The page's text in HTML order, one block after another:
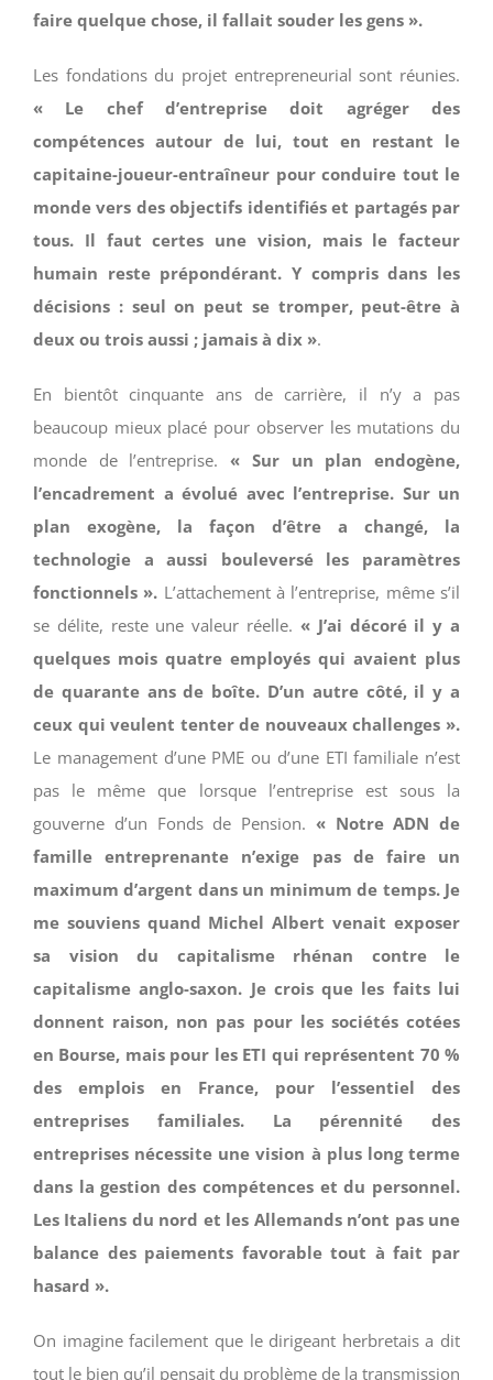
faire quelque chose, il fallait souder les gens ».
Les fondations du projet entrepreneurial sont réunies.
« Le chef d’entreprise doit agréger des
compétences autour de lui, tout en restant le
capitaine-joueur-entraîneur pour conduire tout le
monde vers des objectifs identifiés et partagés par
tous. Il faut certes une vision, mais le facteur
humain reste prépondérant. Y compris dans les
décisions : seul on peut se tromper, peut-être à
deux ou trois aussi ; jamais à dix ».
En bientôt cinquante ans de carrière, il n’y a pas
beaucoup mieux placé pour observer les mutations du
monde de l’entreprise.« Sur un plan endogène,
l’encadrement a évolué avec l’entreprise. Sur un
plan exogène, la façon d’être a changé, la
technologie a aussi bouleversé les paramètres
fonctionnels ». L’attachement à l’entreprise, même s’il
se délite, reste une valeur réelle. « J’ai décoré il y a
quelques mois quatre employés qui avaient plus
de quarante ans de boîte. D’un autre côté, il y a
ceux qui veulent tenter de nouveaux challenges ».
Le management d’une PME ou d’une ETI familiale n’est
pas le même que lorsque l’entreprise est sous la
gouverne d’un Fonds de Pension. « Notre ADN de
famille entreprenante n’exige pas de faire un
maximum d’argent dans un minimum de temps. Je
me souviens quand Michel Albert venait exposer
sa vision du capitalisme rhénan contre le
capitalisme anglo-saxon. Je crois que les faits lui
donnent raison, non pas pour les sociétés cotées
en Bourse, mais pour les ETI qui représentent 70 %
des emplois en France, pour l’essentiel des
entreprises familiales. La pérennité des
entreprises nécessite une vision à plus long terme
dans la gestion des compétences et du personnel.
Les Italiens du nord et les Allemands n’ont pas une
balance des paiements favorable tout à fait par
hasard ».
On imagine facilement que le dirigeant herbretais a dit
tout le bien qu’il pensait du problème de la transmission